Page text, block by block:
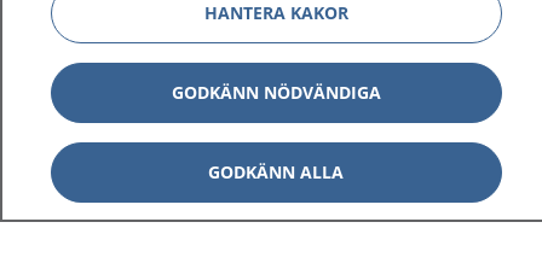
1177 på flera språk Visa
Om 1177 Visa
Kontakt Visa
HANTERA KAKOR
GODKÄNN NÖDVÄNDIGA
GODKÄNN ALLA